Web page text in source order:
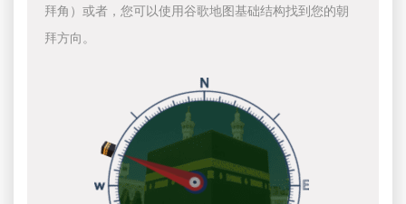
拜角）或者，您可以使用谷歌地图基础结构找到您的朝
拜方向。